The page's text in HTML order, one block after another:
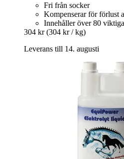
Fri från socker
Kompenserar för förlust
Innehåller över 80
304 kr (304 kr / kg)
Leverans till 14. augusti